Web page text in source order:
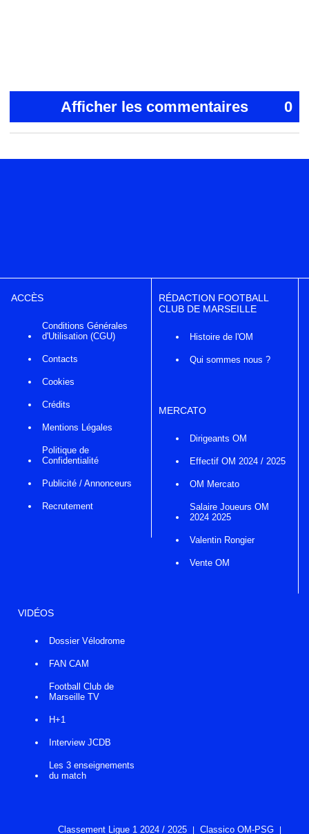
Afficher les commentaires 0
ACCÈS
Conditions Générales
d'Utilisation (CGU)
Contacts
Cookies
Crédits
Mentions Légales
Politique de
Confidentialité
Publicité / Annonceurs
Recrutement
RÉDACTION FOOTBALL
CLUB DE MARSEILLE
Histoire de l'OM
Qui sommes nous ?
MERCATO
Dirigeants OM
Effectif OM 2024 / 2025
OM Mercato
Salaire Joueurs OM
2024 2025
Valentin Rongier
Vente OM
VIDÉOS
Dossier Vélodrome
FAN CAM
Football Club de
Marseille TV
H+1
Interview JCDB
Les 3 enseignements
du match
Classement Ligue 1 2024 / 2025 Classico OM-PSG